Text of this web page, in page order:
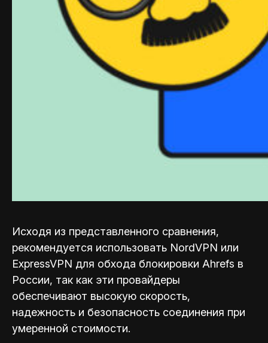
Исходя из представленного сравнения,
рекомендуется использовать NordVPN или
ExpressVPN для обхода блокировки Ahrefs в
России, так как эти провайдеры
обеспечивают высокую скорость,
надежность и безопасность соединения при
умеренной стоимости.